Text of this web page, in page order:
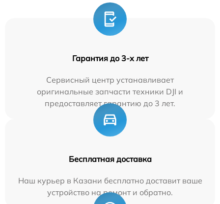
Гарантия до 3-х лет
Сервисный центр устанавливает
оригинальные запчасти техники DJI и
предоставляет гарантию до 3 лет.
Бесплатная доставка
Наш курьер в Казани бесплатно доставит ваше
устройство на ремонт и обратно.